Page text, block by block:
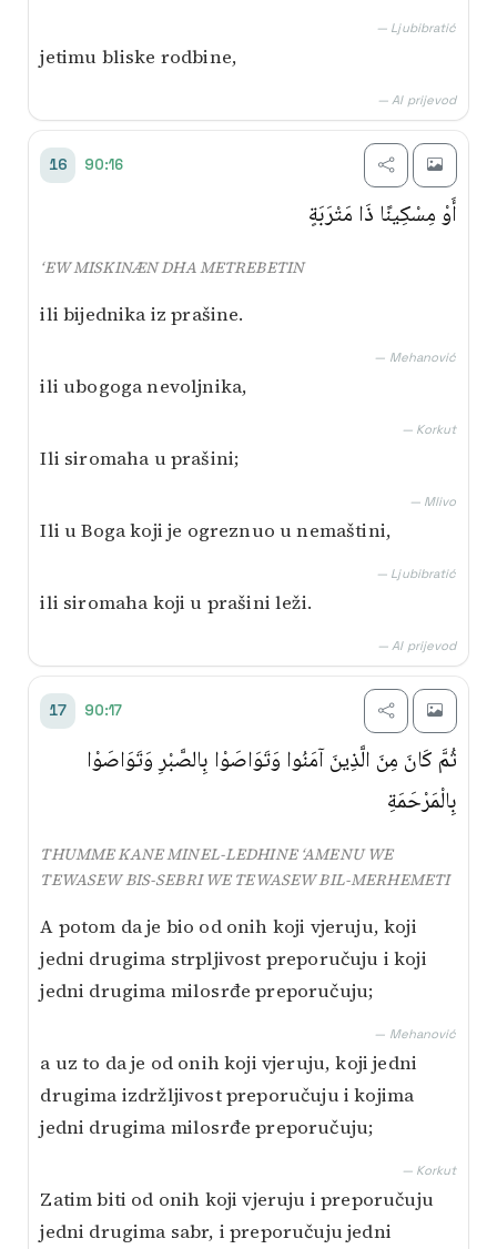
— Ljubibratić
jetimu bliske rodbine,
— AI prijevod
16 90:16
أَوْ مِسْكِينًا ذَا مَتْرَبَةٍ
‘EW MISKINÆN DHA METREBETIN
ili bijednika iz prašine.
— Mehanović
ili ubogoga nevoljnika,
— Korkut
Ili siromaha u prašini;
— Mlivo
Ili u Boga koji je ogreznuo u nemaštini,
— Ljubibratić
ili siromaha koji u prašini leži.
— AI prijevod
17 90:17
ثُمَّ كَانَ مِنَ الَّذِينَ آمَنُوا وَتَوَاصَوْا بِالصَّبْرِ وَتَوَاصَوْا
بِالْمَرْحَمَةِ
THUMME KANE MINEL-LEDHINE ‘AMENU WE
TEWASEW BIS-SEBRI WE TEWASEW BIL-MERHEMETI
A potom da je bio od onih koji vjeruju, koji
jedni drugima strpljivost preporučuju i koji
jedni drugima milosrđe preporučuju;
— Mehanović
a uz to da je od onih koji vjeruju, koji jedni
drugima izdržljivost preporučuju i kojima
jedni drugima milosrđe preporučuju;
— Korkut
Zatim biti od onih koji vjeruju i preporučuju
jedni drugima sabr, i preporučuju jedni